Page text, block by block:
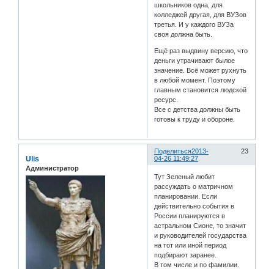
школьников одна, для
колледжей другая, для ВУЗов
третья. И у каждого ВУЗа
своя должна быть.
Ещё раз выдвину версию, что
деньги утрачивают былое
значение. Всё может рухнуть
в любой момент. Поэтому
главным становится людской
ресурс.
Все с детства должны быть
готовы к труду и обороне.
Поделиться 23
2013-
04-26 11:49:27
Ulis
Администратор
Тут Зеленый любит
рассуждать о матричном
планировании. Если
действительно события в
России планируются в
астральном Сионе, то значит
и руководителей государства
на тот или иной период
подбирают заранее.
В том числе и по фамилии.